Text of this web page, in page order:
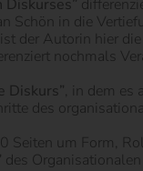
Schön in die
der Autorin hier
nochmals
Diskurs”, in dem es
des
Seiten um Form,
des